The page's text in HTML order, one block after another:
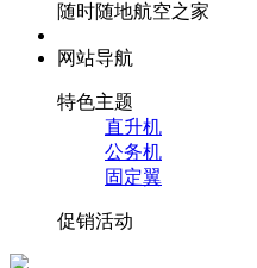
随时随地航空之家
网站导航
特色主题
直升机
公务机
固定翼
促销活动